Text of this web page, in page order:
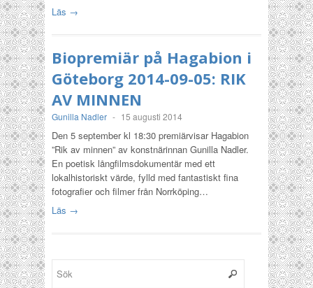
Läs →
Biopremiär på Hagabion i
Göteborg 2014-09-05: RIK
AV MINNEN
Gunilla Nadler - 15 augusti 2014
Den 5 september kl 18:30 premiärvisar Hagabion
”Rik av minnen” av konstnärinnan Gunilla Nadler.
En poetisk långfilmsdokumentär med ett
lokalhistoriskt värde, fylld med fantastiskt fina
fotografier och filmer från Norrköping…
Läs →